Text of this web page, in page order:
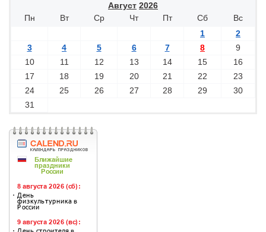
Август 2026
Пн
Вт Ср Чт Пт Сб
Вс
1
2
3
4 5 6 7 8
9
10
11 12 13 14 15
16
17
18 19 20 21 22
23
24
25 26 27 28 29
30
31